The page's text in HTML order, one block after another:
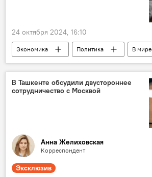
24 октября 2024, 16:10
Экономика Политика
В мире
саммит
БРИКС
Россия
Владимир Путин
В Ташкенте обсудили двустороннее
сотрудничество с Москвой
Анна Желиховская
Корреспондент
Эксклюзив